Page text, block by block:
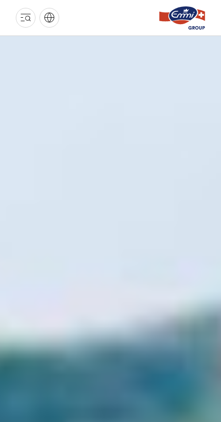
EMMI
GRUPPE